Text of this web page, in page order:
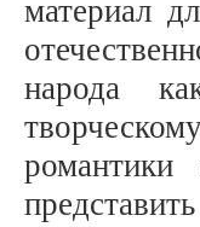
материал
народа